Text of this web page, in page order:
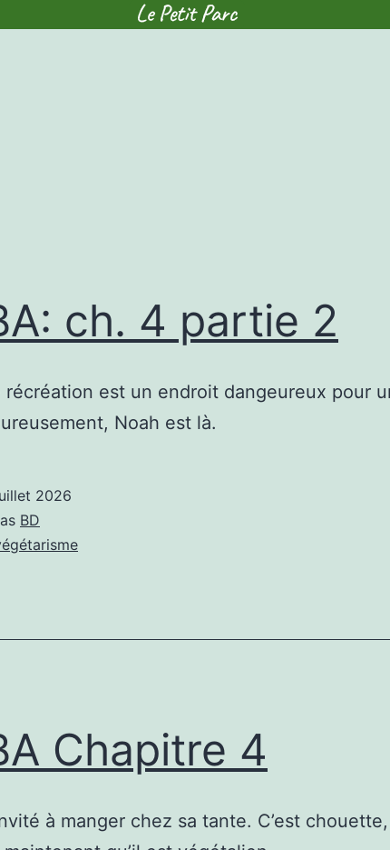
ch. 4 partie 2
récréation est un endroit dangeureux pour
Noah est là.
2026
BD
Chapitre 4
à manger chez sa tante. C’est